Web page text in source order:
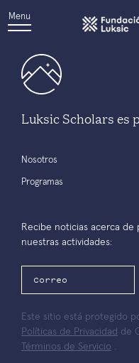
Menu
Luksic Scholars es
Nosotros
Programas
Recibe noticias acerca de
nuestras actividades:
Este sitio está protegido
Políticas de Privacidad de
Términos de Servicio .